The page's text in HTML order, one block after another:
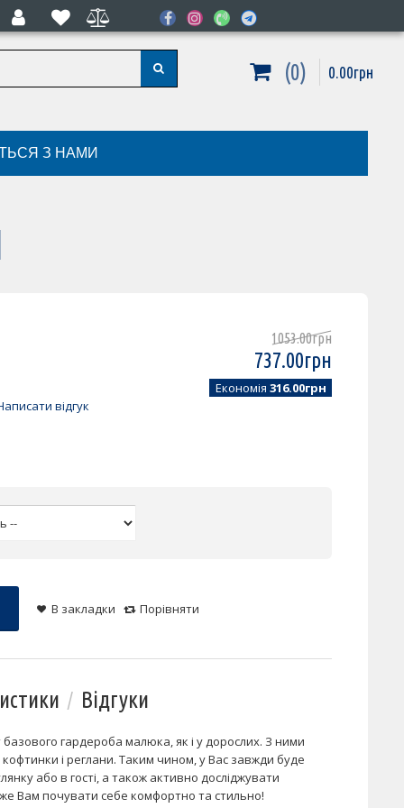
0 0.00грн
З НАМИ
1053.00грн
737.00грн
Економія 316.00грн
відгук
В закладки Порівняти
Відгуки
гардероба малюка, як і у дорослих. З ними
і реглани. Таким чином, у Вас завжди буде
або в гості, а також активно досліджувати
Вам почувати себе комфортно та стильно!